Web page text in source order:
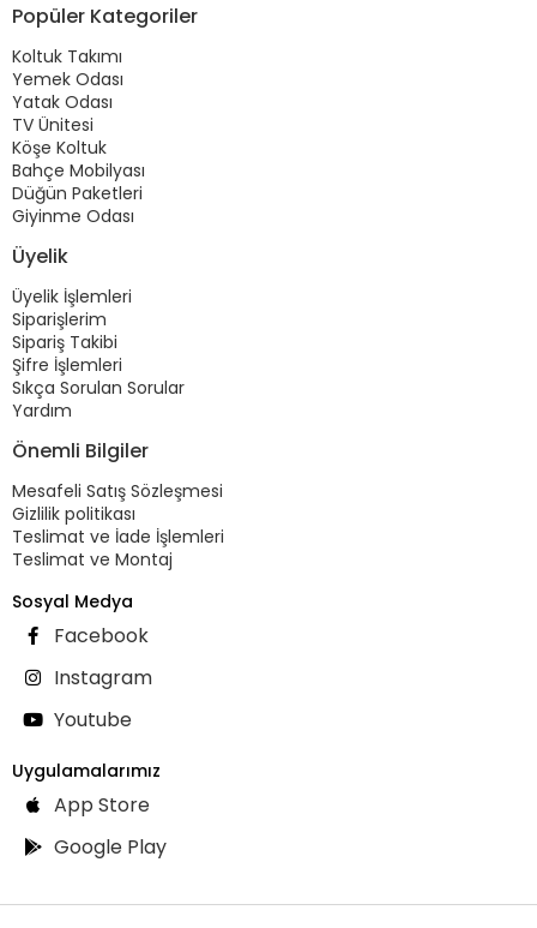
Popüler Kategoriler
Koltuk Takımı
Yemek Odası
Yatak Odası
TV Ünitesi
Köşe Koltuk
Bahçe Mobilyası
Düğün Paketleri
Giyinme Odası
Üyelik
Üyelik İşlemleri
Siparişlerim
Sipariş Takibi
Şifre İşlemleri
Sıkça Sorulan Sorular
Yardım
Önemli Bilgiler
Mesafeli Satış Sözleşmesi
Gizlilik politikası
Teslimat ve İade İşlemleri
Teslimat ve Montaj
Sosyal Medya
Facebook
Instagram
Youtube
Uygulamalarımız
App Store
Google Play